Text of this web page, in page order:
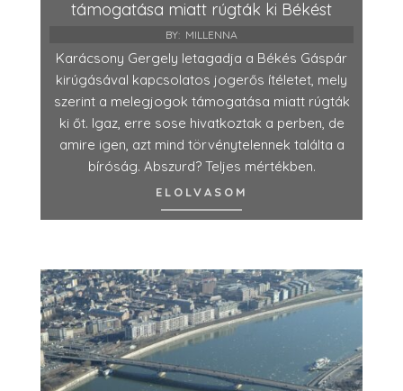
támogatása miatt rúgták ki Békést
BY: MILLENNA
Karácsony Gergely letagadja a Békés Gáspár
kirúgásával kapcsolatos jogerős ítéletet, mely
szerint a melegjogok támogatása miatt rúgták
ki őt. Igaz, erre sose hivatkoztak a perben, de
amire igen, azt mind törvénytelennek találta a
bíróság. Abszurd? Teljes mértékben.
ELOLVASOM